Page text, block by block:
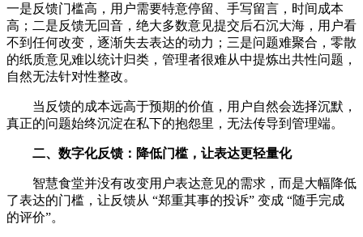
一是反馈门槛高，用户需要特意停留、手写留言，时间成本
高；二是反馈无回音，绝大多数意见提交后石沉大海，用户看
不到任何改变，逐渐失去表达的动力；三是问题难聚合，零散
的纸质意见难以统计归类，管理者很难从中提炼出共性问题，
自然无法针对性整改。
当反馈的成本远高于预期的价值，用户自然会选择沉默，
真正的问题始终沉淀在私下的抱怨里，无法传导到管理端。
二、数字化反馈：降低门槛，让表达更轻量化
智慧食堂并没有改变用户表达意见的需求，而是大幅降低
了表达的门槛，让反馈从 “郑重其事的投诉” 变成 “随手完成
的评价”。